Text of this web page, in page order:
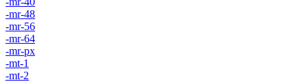
-mr-48
-mr-56
-mr-64
-mr-px
-mt-1
-mt-2